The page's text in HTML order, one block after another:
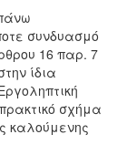
συνδυασμό
16 παρ. 7
ίδια
σχήμα
καλούμενης